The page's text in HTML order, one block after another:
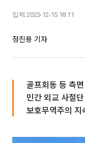
입력 2025-12-15 18:11
정진용 기자
골프회동 등 측
민간 외교 사절
보호무역주의